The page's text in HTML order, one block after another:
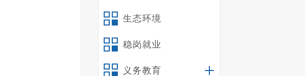
生态环境
稳岗就业
义务教育